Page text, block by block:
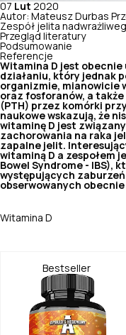
07 Lut 2020
Autor: Mateusz Durbas
Zespół jelita
Przegląd literatury
Podsumowanie
Referencje
Witamina D jest obecnie
działaniu, który jednak
organizmie, mianowicie
oraz fosforanów, a
(PTH) przez komórki
naukowe wskazują, że
witaminę D jest
zachorowania na raka
zapalne jelit.
witaminą D a zespołem
Bowel Syndrome - IBS),
występujących
obserwowanych obecnie
Witamina D
Bestseller